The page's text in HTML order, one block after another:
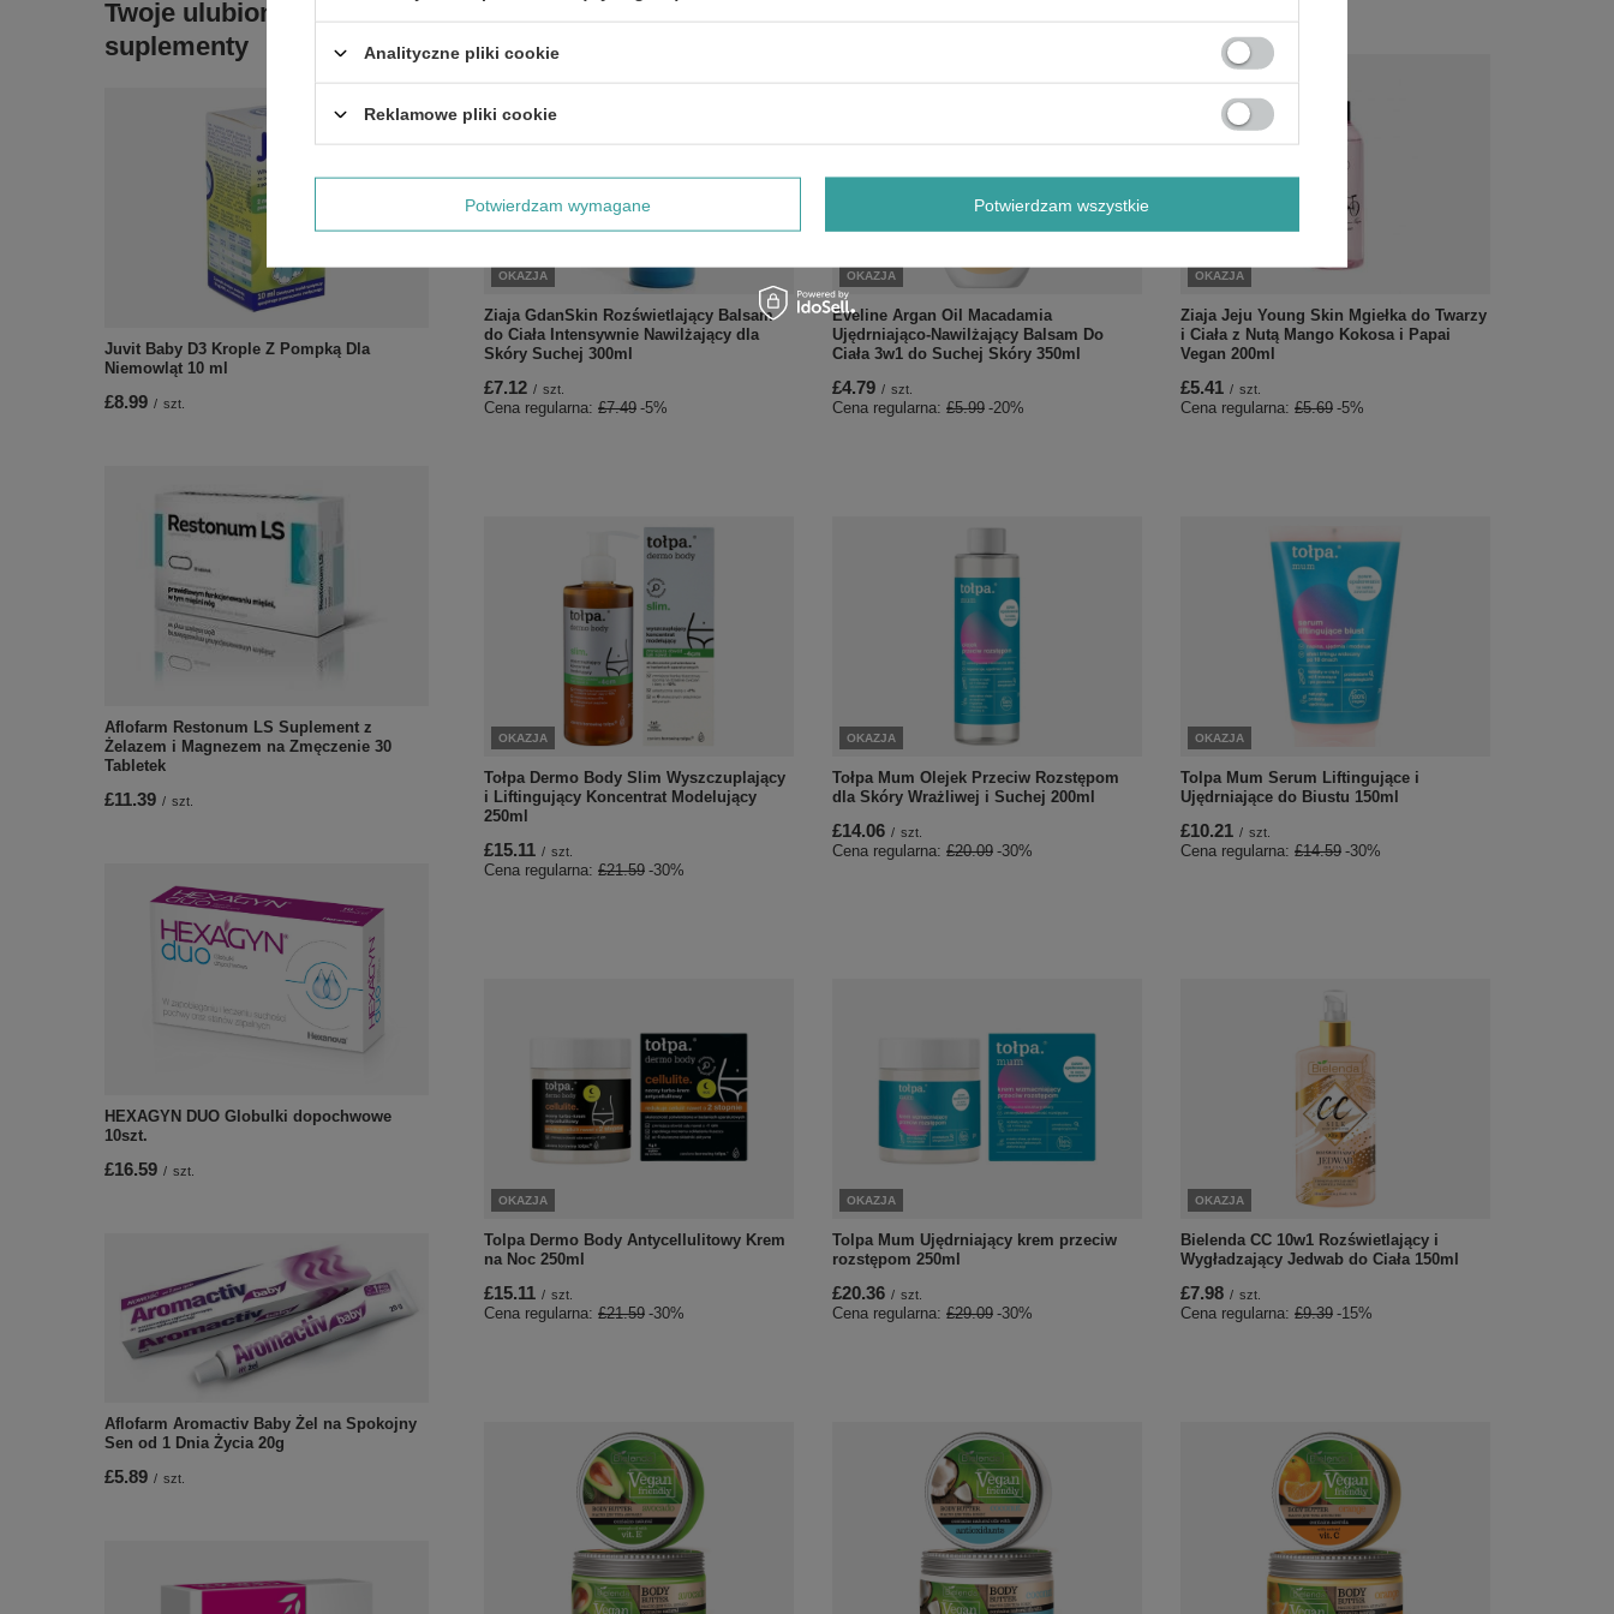
Twoje ulubione
suplementy
Juvit Baby D3 Krople Z Pompką Dla
Niemowląt 10 ml
£8.99 / szt.
Aflofarm Restonum LS Suplement z
Żelazem i Magnezem na Zmęczenie 30
Tabletek
£11.39 / szt.
HEXAGYN DUO Globulki dopochwowe
10szt.
£16.59 / szt.
Aflofarm Aromactiv Baby Żel na Spokojny
Sen od 1 Dnia Życia 20g
£5.89 / szt.
OKAZJA
Ziaja GdanSkin Rozświetlający Balsam
do Ciała Intensywnie Nawilżający dla
Skóry Suchej 300ml
£7.12 / szt.
Cena regularna: £7.49 -5%
OKAZJA
Eveline Argan Oil Macadamia
Ujędrniająco-Nawilżający Balsam Do
Ciała 3w1 do Suchej Skóry 350ml
£4.79 / szt.
Cena regularna: £5.99 -20%
OKAZJA
Ziaja Jeju Young Skin Mgiełka do Twarzy
i Ciała z Nutą Mango Kokosa i Papai
Vegan 200ml
£5.41 / szt.
Cena regularna: £5.69 -5%
OKAZJA
Tołpa Dermo Body Slim Wyszczuplający
i Liftingujący Koncentrat Modelujący
250ml
£15.11 / szt.
Cena regularna: £21.59 -30%
OKAZJA
Tołpa Mum Olejek Przeciw Rozstępom
dla Skóry Wrażliwej i Suchej 200ml
£14.06 / szt.
Cena regularna: £20.09 -30%
OKAZJA
Tolpa Mum Serum Liftingujące i
Ujędrniające do Biustu 150ml
£10.21 / szt.
Cena regularna: £14.59 -30%
OKAZJA
Tolpa Dermo Body Antycellulitowy Krem
na Noc 250ml
£15.11 / szt.
Cena regularna: £21.59 -30%
OKAZJA
Tolpa Mum Ujędrniający krem przeciw
rozstępom 250ml
£20.36 / szt.
Cena regularna: £29.09 -30%
OKAZJA
Bielenda CC 10w1 Rozświetlający i
Wygładzający Jedwab do Ciała 150ml
£7.98 / szt.
Cena regularna: £9.39 -15%
Analityczne pliki cookie
Reklamowe pliki cookie
Potwierdzam wymagane Potwierdzam wszystkie